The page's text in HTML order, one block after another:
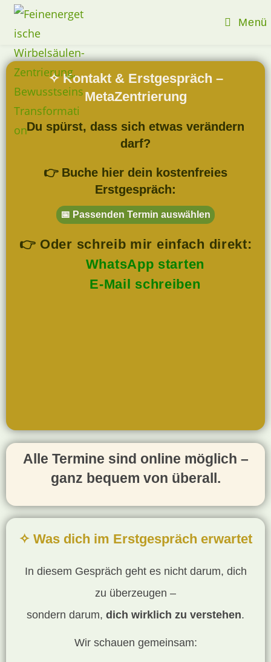
Menü
✧ Kontakt & Erstgespräch –
MetaZentrierung
Du spürst, dass sich etwas verändern
darf?
👉 Buche hier dein kostenfreies
Erstgespräch:
📅 Passenden Termin auswählen
👉 Oder schreib mir einfach direkt:
WhatsApp starten
E-Mail schreiben
Alle Termine sind online möglich –
ganz bequem von überall.
✧ Was dich im Erstgespräch erwartet
In diesem Gespräch geht es nicht darum, dich
zu überzeugen –
sondern darum, dich wirklich zu verstehen.
Wir schauen gemeinsam: